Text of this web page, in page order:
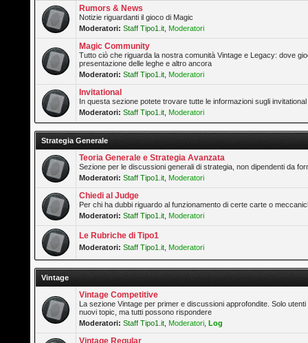
Rumors & News
Notizie riguardanti il gioco di Magic
Moderatori: Staff Tipo1.it Moderatori
Magic Community
Tutto ciò che riguarda la nostra comunità Vintage e Legacy: dove
presentazione delle leghe e altro ancora
Moderatori: Staff Tipo1.it Moderatori
Invitational
In questa sezione potete trovare tutte le informazioni sugli
Moderatori: Staff Tipo1.it Moderatori
Strategia Generale
Teoria Generale e Strategia Avanzata
Sezione per le discussioni generali di strategia, non dipendenti da
Moderatori: Staff Tipo1.it Moderatori
Chiedi al Judge
Per chi ha dubbi riguardo al funzionamento di certe carte o
Moderatori: Staff Tipo1.it Moderatori
Le Rubriche di Tipo1
Moderatori: Staff Tipo1.it Moderatori
Vintage
Vintage Competitive
La sezione Vintage per primer e discussioni approfondite. Solo
nuovi topic, ma tutti possono rispondere
Moderatori: Staff Tipo1.it Moderatori ,Log
Vintage Regular